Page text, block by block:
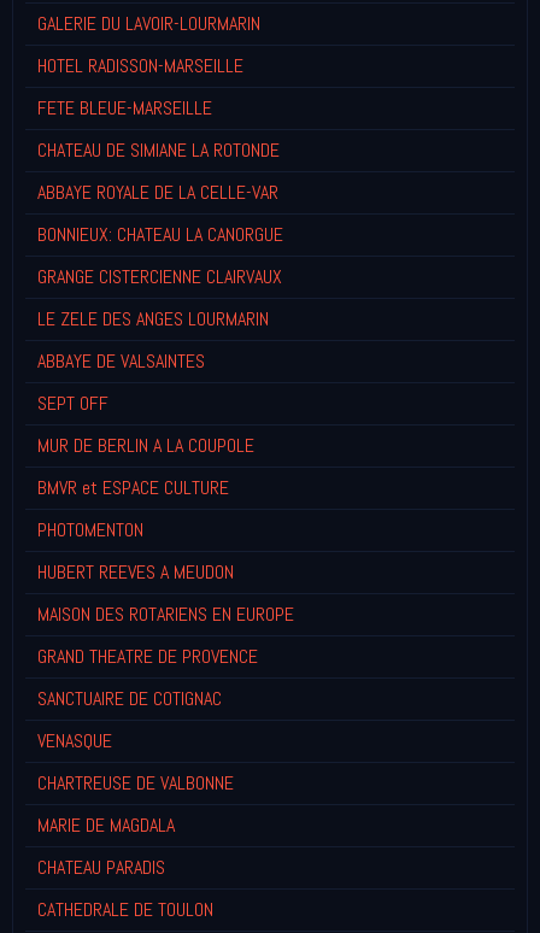
GALERIE DU LAVOIR-LOURMARIN
HOTEL RADISSON-MARSEILLE
FETE BLEUE-MARSEILLE
CHATEAU DE SIMIANE LA ROTONDE
ABBAYE ROYALE DE LA CELLE-VAR
BONNIEUX: CHATEAU LA CANORGUE
GRANGE CISTERCIENNE CLAIRVAUX
LE ZELE DES ANGES LOURMARIN
ABBAYE DE VALSAINTES
SEPT OFF
MUR DE BERLIN A LA COUPOLE
BMVR et ESPACE CULTURE
PHOTOMENTON
HUBERT REEVES A MEUDON
MAISON DES ROTARIENS EN EUROPE
GRAND THEATRE DE PROVENCE
SANCTUAIRE DE COTIGNAC
VENASQUE
CHARTREUSE DE VALBONNE
MARIE DE MAGDALA
CHATEAU PARADIS
CATHEDRALE DE TOULON